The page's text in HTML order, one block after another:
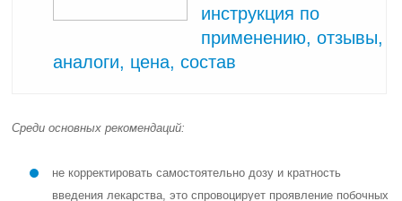
инструкция по
применению, отзывы,
аналоги, цена, состав
Среди основных рекомендаций:
не корректировать самостоятельно дозу и кратность
введения лекарства, это спровоцирует проявление побочных